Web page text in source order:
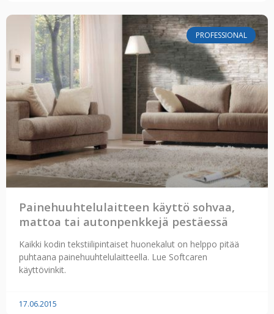
PROFESSIONAL
Painehuuhtelulaitteen käyttö sohvaa,
mattoa tai autonpenkkejä pestäessä
Kaikki kodin tekstiilipintaiset huonekalut on helppo pitää
puhtaana painehuuhtelulaitteella. Lue Softcaren
käyttövinkit.
17.06.2015